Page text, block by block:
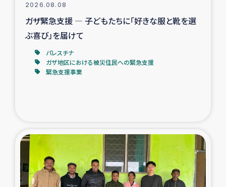
インドネシア中部 スラウェシの地震・津波被災者支援
スリランカ ジャフナ県干物事業
スリランカの南北女性をつなぐサリー・リサイクル・プロ
ジェクト
2026.08.08
ガザ緊急支援 ― 子どもたちに「好きな服と靴を選
ぶ喜び」を届けて
パレスチナ
ガザ地区における被災住民への緊急支援
緊急支援事業